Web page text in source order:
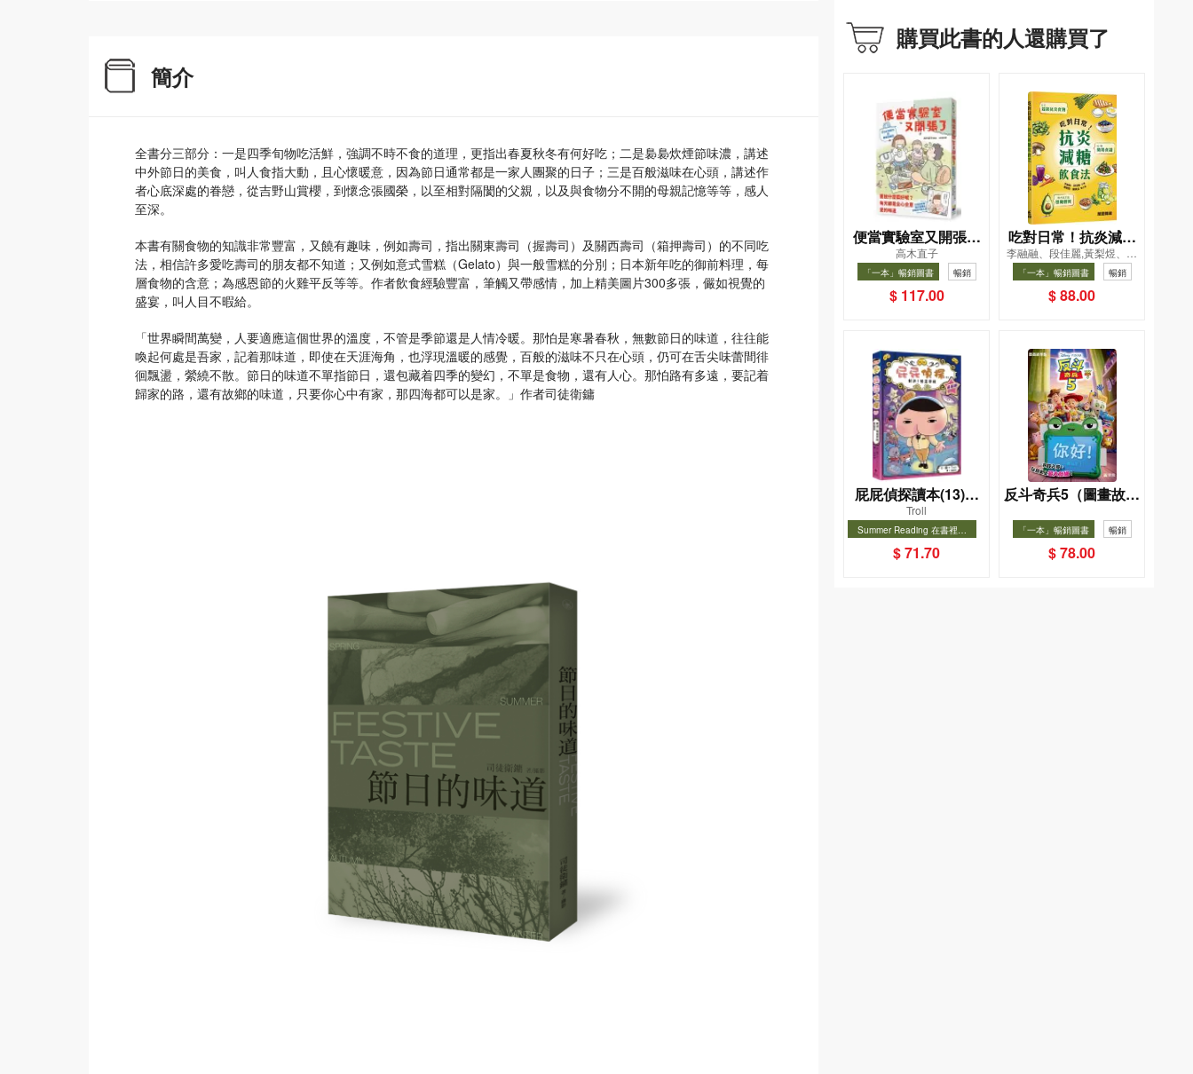
簡介
全書分三部分：一是四季旬物吃活鮮，強調不時不食的道理，更指出春夏秋冬有何好吃；二是裊裊炊煙節味濃，講述
中外節日的美食，叫人食指大動，且心懷暖意，因為節日通常都是一家人團聚的日子；三是百般滋味在心頭，講述作
者心底深處的眷戀，從吉野山賞櫻，到懷念張國榮，以至相對隔閡的父親，以及與食物分不開的母親記憶等等，感人
至深。
本書有關食物的知識非常豐富，又饒有趣味，例如壽司，指出關東壽司（握壽司）及關西壽司（箱押壽司）的不同吃
法，相信許多愛吃壽司的朋友都不知道；又例如意式雪糕（Gelato）與一般雪糕的分別；日本新年吃的御前料理，每
層食物的含意；為感恩節的火雞平反等等。作者飲食經驗豐富，筆觸又帶感情，加上精美圖片300多張，儼如視覺的
盛宴，叫人目不暇給。
「世界瞬間萬變，人要適應這個世界的溫度，不管是季節還是人情冷暖。那怕是寒暑春秋，無數節日的味道，往往能
喚起何處是吾家，記着那味道，即使在天涯海角，也浮現溫暖的感覺，百般的滋味不只在心頭，仍可在舌尖味蕾間徘
徊飄盪，縈繞不散。節日的味道不單指節日，還包藏着四季的變幻，不單是食物，還有人心。那怕路有多遠，要記着
歸家的路，還有故鄉的味道，只要你心中有家，那四海都可以是家。」作者司徒衛鏞
購買此書的人還購買了
便當實驗室又開張了
——日日和特別日的
菜單挑戰記
高木直子
「一本」暢銷圖書 暢銷
$ 117.00
吃對日常！抗炎減糖
飲食法
李融融、段佳麗,黃梨煜、顧
凱辰
「一本」暢銷圖書 暢銷
$ 88.00
屁屁偵探讀本(13)－
－對決！怪盜學院
（星星篇）
Troll
Summer Reading 在書裡度
選圖書67折
暢銷
$ 71.70
反斗奇兵5（圖畫故事
版）
「一本」暢銷圖書 暢銷
$ 78.00